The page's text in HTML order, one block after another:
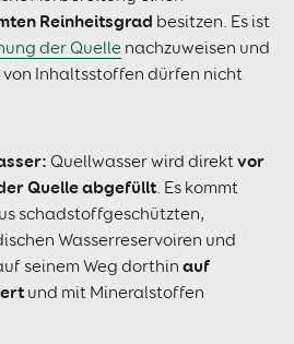
Reinheitsgrad besitzen. Es ist
der Quelle nachzuweisen und
Inhaltsstoffen dürfen nicht
Quellwasser wird direktvor
Quelle abgefüllt. Es kommt
schadstoffgeschützten,
Wasserreservoiren und
seinem Weg dorthin auf
und mit Mineralstoffen